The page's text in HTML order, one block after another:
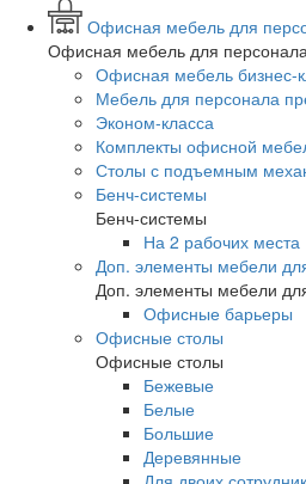
Офисная мебель для
Офисная мебель для
Офисная мебель бизнес-
Мебель для персонала
Эконом-класса
Комплекты офисной
Столы с подъемным
Бенч-системы
Бенч-системы
На 2 рабочих места
Доп. элементы мебели
Доп. элементы мебели
Офисные барьеры
Офисные столы
Офисные столы
Бежевые
Белые
Большие
Деревянные